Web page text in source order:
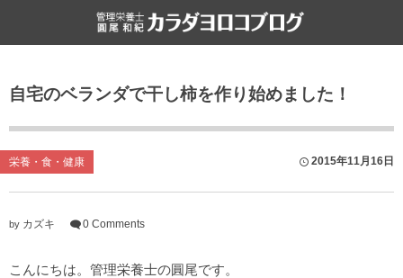
自宅のベランダで干し柿を作り始めました！
栄養・食・健康 2015年11月16日
by カズキ 0 Comments
こんにちは。管理栄養士の圓尾です。
栄養・食・健康
ライフハック